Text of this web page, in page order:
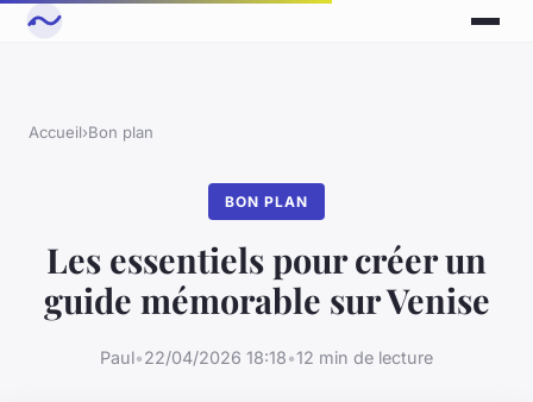
Accueil›Bon plan
BON PLAN
Les essentiels pour créer un
guide mémorable sur Venise
Paul•22/04/2026 18:18•12 min de lecture